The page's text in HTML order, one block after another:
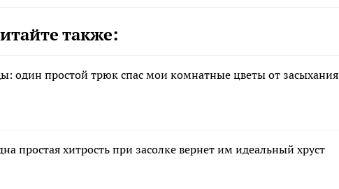
также:
один простой трюк спас мои комнатные цветы от засыхания
простая хитрость при засолке вернет им идеальный хруст